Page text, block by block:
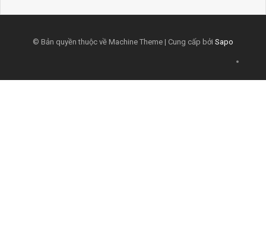
© Bản quyền thuộc về Machine Theme | Cung cấp bởi Sapo